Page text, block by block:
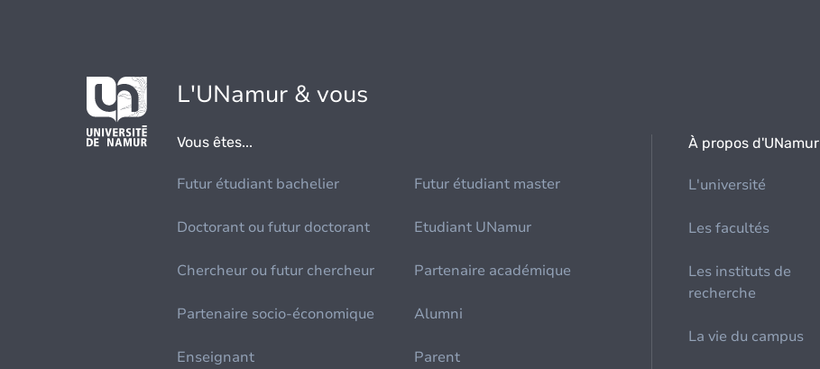
L'UNamur & vous
Vous êtes...
Futur étudiant bachelier Futur étudiant master
Doctorant ou futur doctorant Etudiant UNamur
Chercheur ou futur chercheur Partenaire académique
Partenaire socio-économique Alumni
Enseignant Parent
À propos d'UNamur
L'université
Les facultés
Les instituts de
recherche
La vie du campus